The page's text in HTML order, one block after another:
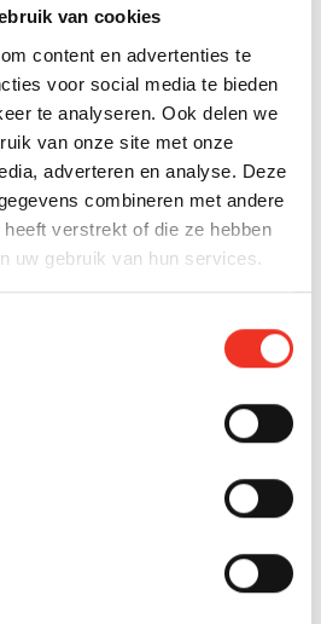
van cookies
content en advertenties te
voor social media te bieden
te analyseren. Ook delen we
van onze site met onze
adverteren en analyse. Deze
combineren met andere
verstrekt of die ze hebben
uw gebruik van hun services.
MAKELAAR MET ECHTE
lokale expertise herken je aan
recente verkopen, actuele
buurtdynamiek in hun
concrete voorbeelden geven en
markt beantwoorden.
kan vertellen over
die ze recent hebben verkocht,
en prijzen ten opzichte van de
lokale infrastructuur,
welke kanalen het meest
en kunnen specifieke